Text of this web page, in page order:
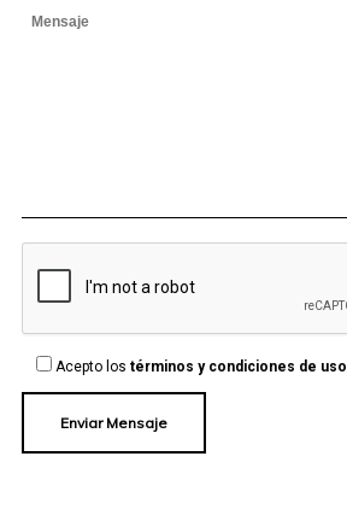
Acepto los términos y condiciones de uso